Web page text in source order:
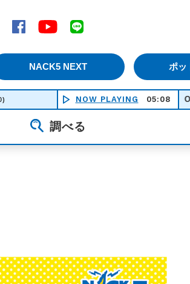
Twitter
Facebook YouTube
NACK5 NEXT ポッ
NOW PLAYING 05:08
Over
調べる